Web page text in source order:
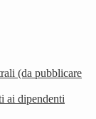
(da pubblicare
ai dipendenti